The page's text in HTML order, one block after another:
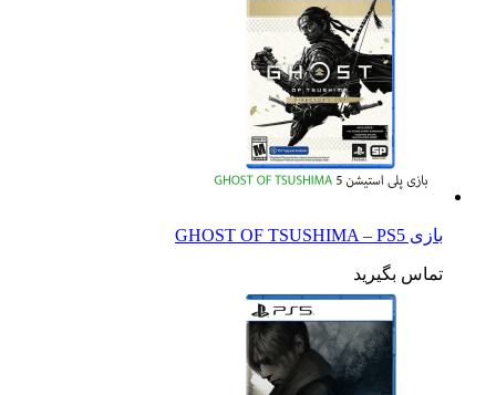
بازی GHOST OF TSUSHIMA – PS5
تماس بگیرید